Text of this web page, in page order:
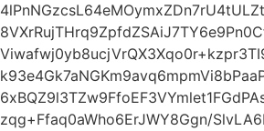
zqg+Ffaq0aWho6ErJWY8Ggn/